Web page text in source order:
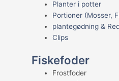
Planter i potter
Portioner (Mosser,
plantegødning &
Clips
Fiskefoder
Frostfoder